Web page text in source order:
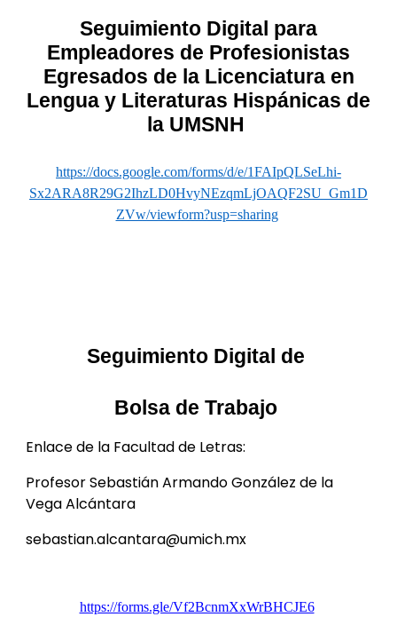
Seguimiento Digital para
Empleadores de Profesionistas
Egresados de la Licenciatura en
Lengua y Literaturas Hispánicas de
la UMSNH
https://docs.google.com/forms/d/e/1FAIpQLSeLhi-
Sx2ARA8R29G2IhzLD0HvyNEzqmLjOAQF2SU_Gm1D
ZVw/viewform?usp=sharing
Seguimiento Digital de
Bolsa de Trabajo
Enlace de la Facultad de Letras:
Profesor Sebastián Armando González de la
Vega Alcántara
sebastian.alcantara@umich.mx
https://forms.gle/Vf2BcnmXxWrBHCJE6